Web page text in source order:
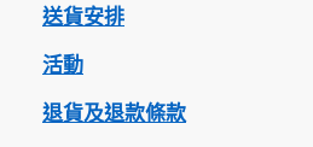
送貨安排
活動
退貨及退款條款